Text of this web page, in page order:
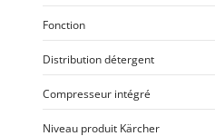
Fonction
Distribution détergent
Compresseur intégré
Niveau produit Kärcher